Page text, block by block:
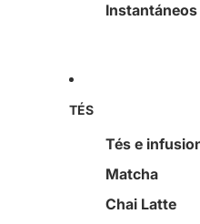
TÉS
Tés e
Matcha
Chai Latte